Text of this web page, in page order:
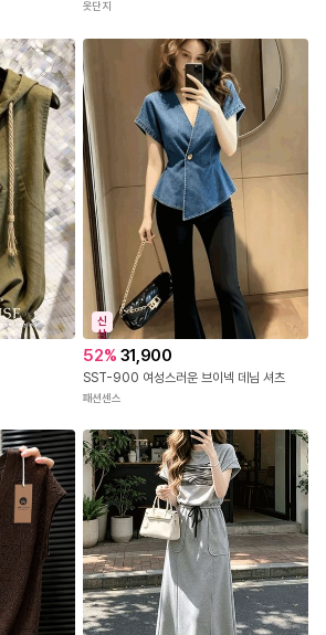
에 무단 사용 시 저작권법에 의해 법적 조치를 받을 수 있습
옷단지
신
상
52% 31,900
SST-900 여성스러운 브이넥 데님 셔츠
패션센스